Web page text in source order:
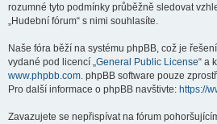
rozumné tyto podmínky průběžně sledovat
„Hudební fórum“ s nimi souhlasíte.
Naše fóra běží na systému phpBB, což je
vydané pod licencí „General Public License“ a
www.phpbb.com. phpBB software pouze
Pro další informace o phpBB navštivte: https://
Zavazujete se nepřispívat na fórum